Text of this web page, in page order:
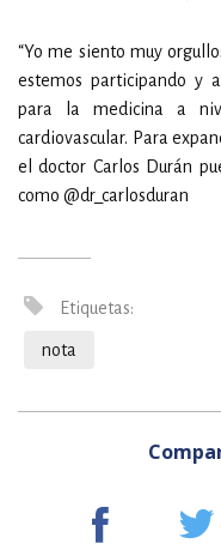
“Yo me siento muy
estemos participando y
para la medicina a
cardiovascular. Para
el doctor Carlos Durán
como @dr_carlosduran
Etiquetas:
nota